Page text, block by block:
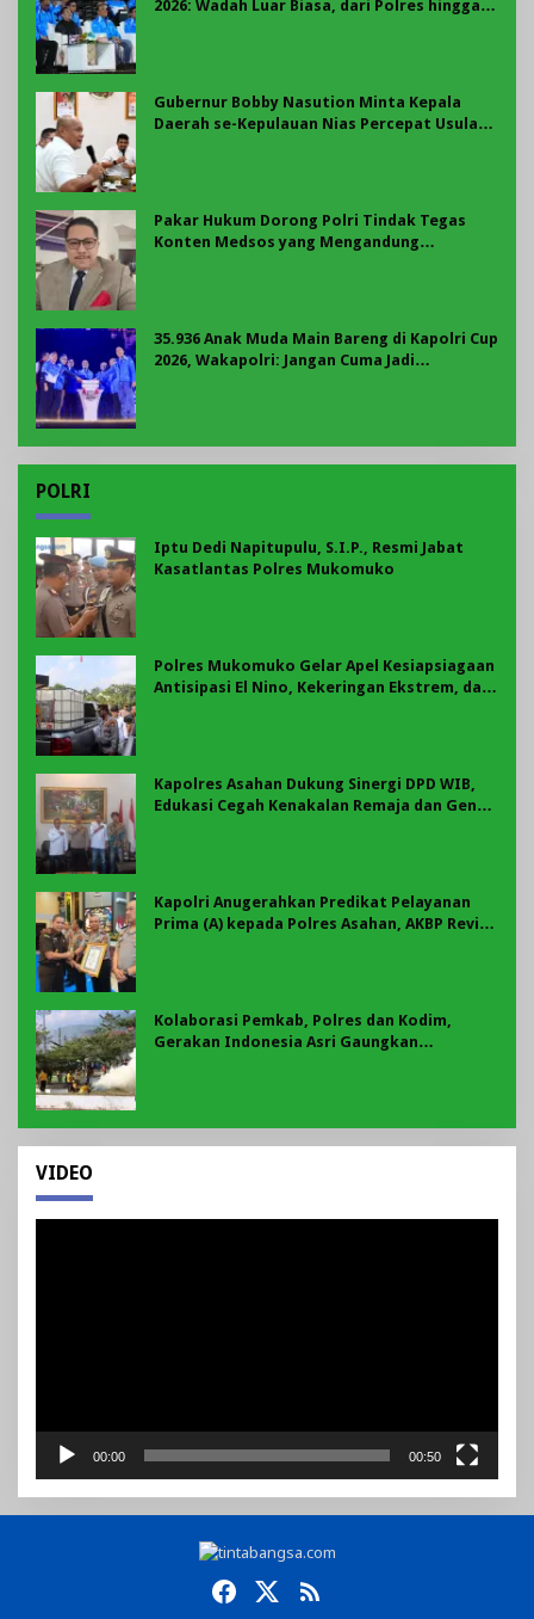
2026: Wadah Luar Biasa, dari Polres hingga
Gubernur Bobby Nasution Minta Kepala
Daerah se-Kepulauan Nias Percepat Usulan
Pakar Hukum Dorong Polri Tindak Tegas
Konten Medsos yang Mengandung
35.936 Anak Muda Main Bareng di Kapolri Cup
2026, Wakapolri: Jangan Cuma Jadi
POLRI
Iptu Dedi Napitupulu, S.I.P., Resmi Jabat
Kasatlantas Polres Mukomuko
Polres Mukomuko Gelar Apel Kesiapsiagaan
Antisipasi El Nino, Kekeringan Ekstrem, dan
Kapolres Asahan Dukung Sinergi DPD WIB,
Edukasi Cegah Kenakalan Remaja dan Geng
Kapolri Anugerahkan Predikat Pelayanan
Prima (A) kepada Polres Asahan, AKBP Revi
Kolaborasi Pemkab, Polres dan Kodim,
Gerakan Indonesia Asri Gaungkan
VIDEO
00:00 00:50